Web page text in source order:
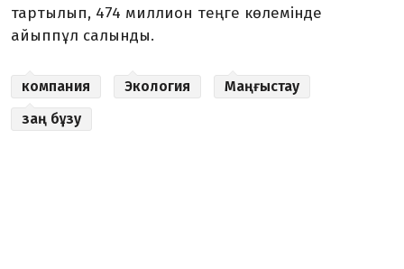
тартылып, 474 миллион теңге көлемінде
айыппұл салынды.
компания Экология
Маңғыстау
заң бұзу